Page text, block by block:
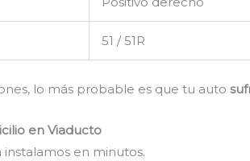
51 / 51R
lo más probable es que tu auto
en Viaducto
en minutos.